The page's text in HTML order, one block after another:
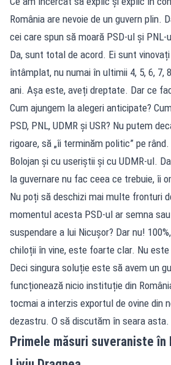
România are nevoie de un guvern plin.
cei care spun să moară PSD-ul și PNL-
Da, sunt total de acord. Ei sunt
întâmplat, nu numai în ultimii 4, 5, 6, 7,
ani. Așa este, aveți dreptate. Dar ce
Cum ajungem la alegeri anticipate?
PSD, PNL, UDMR și USR? Nu putem
rigoare, să „îi terminăm politic” pe
Bolojan și cu useriștii și cu UDMR-ul.
la guvernare nu fac ceea ce trebuie, îi
Nu poți să deschizi mai multe fronturi
momentul acesta PSD-ul ar semna
suspendare a lui Nicușor? Dar nu!
chiloții în vine, este foarte clar. Nu este
Deci singura soluție este să avem un
funcționează nicio instituție din
tocmai a interzis exportul de ovine din
dezastru. O să discutăm în seara asta.
Primele măsuri suveraniste în